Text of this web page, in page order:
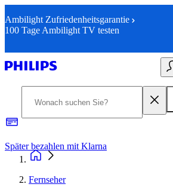
Ambilight Zufriedenheitsgarantie
100 Tage Ambilight TV testen
Später bezahlen mit Klarna
Fernseher